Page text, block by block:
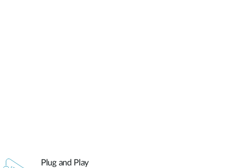
Plug and Play